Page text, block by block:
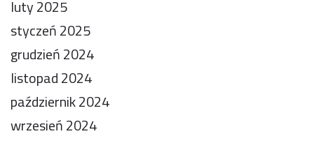
luty 2025
styczeń 2025
grudzień 2024
listopad 2024
październik 2024
wrzesień 2024